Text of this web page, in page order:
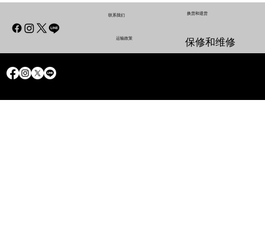
保修和维修
换货和退货
联系我们
运输政策